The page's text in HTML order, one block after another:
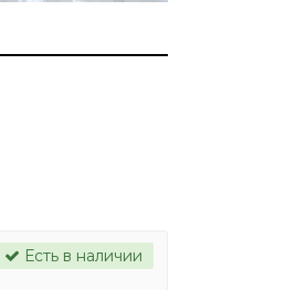
Есть в наличии